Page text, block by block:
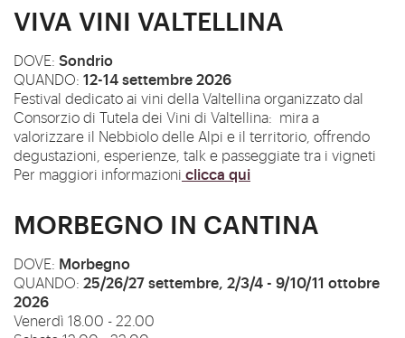
VIVA VINI VALTELLINA
DOVE: Sondrio
QUANDO: 12-14 settembre 2026
Festival dedicato ai vini della Valtellina organizzato dal
Consorzio di Tutela dei Vini di Valtellina: mira a
valorizzare il Nebbiolo delle Alpi e il territorio, offrendo
degustazioni, esperienze, talk e passeggiate tra i vigneti
Per maggiori informazioni clicca qui
MORBEGNO IN CANTINA
DOVE: Morbegno
QUANDO: 25/26/27settembre, 2/3/4 - 9/10/11 ottobre
2026
Venerdì 18.00 - 22.00